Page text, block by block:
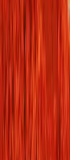
a dochucovadlá
Cukry a alternatívne
Ďalšie
maslá
Ďalšie
Ořech